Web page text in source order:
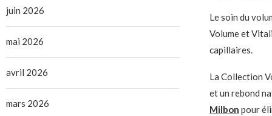
Le soin du
Volume et
capillaires.
La Collection
et un rebond
Milbon pour
juin 2026
mai 2026
avril 2026
mars 2026